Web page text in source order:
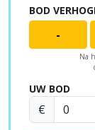
BOD
-
Na
UW BOD
€